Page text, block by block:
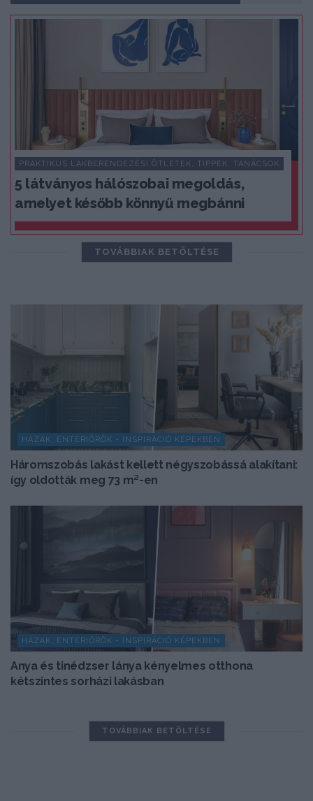
PRAKTIKUS LAKBERENDEZÉSI ÖTLETEK, TIPPEK, TANÁCSOK
5 látványos hálószobai megoldás,
amelyet később könnyű megbánni
TOVÁBBIAK BETÖLTÉSE
HÁZAK, ENTERIŐRÖK - INSPIRÁCIÓ KÉPEKBEN
Háromszobás lakást kellett négyszobássá alakítani:
így oldották meg 73 m²-en
HÁZAK, ENTERIŐRÖK - INSPIRÁCIÓ KÉPEKBEN
Anya és tinédzser lánya kényelmes otthona
kétszintes sorházi lakásban
TOVÁBBIAK BETÖLTÉSE